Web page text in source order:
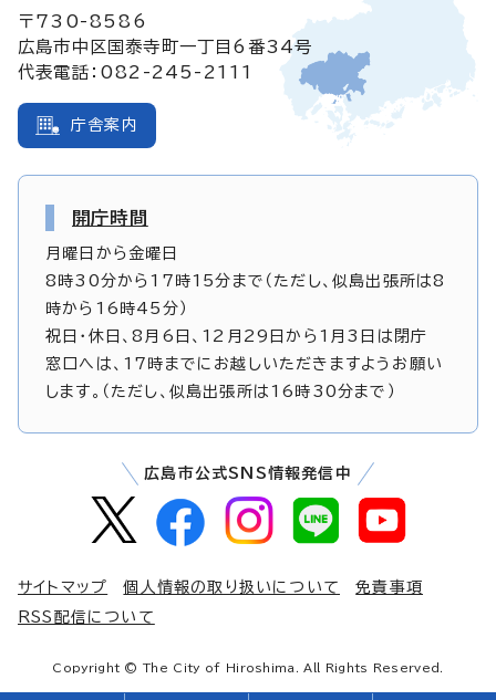
〒730-8586
広島市中区国泰寺町一丁目6番34号
代表電話：082-245-2111
庁舎案内
開庁時間
月曜日から金曜日
8時30分から17時15分まで（ただし、似島出張所は8
時から16時45分）
祝日・休日、8月6日、12月29日から1月3日は閉庁
窓口へは、17時までにお越しいただきますようお願い
します。（ただし、似島出張所は16時30分まで）
広島市公式SNS情報発信中
サイトマップ 個人情報の取り扱いについて
免責事項
RSS配信について
Copyright © The City of Hiroshima. All Rights Reserved.